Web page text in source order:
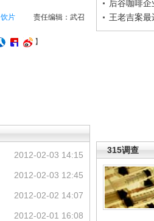
后谷咖啡企
王老吉案
315调查
责任编辑：武召
饮片
】
2012-02-03 14:15
2012-02-03 12:45
2012-02-02 14:07
2012-02-01 16:08